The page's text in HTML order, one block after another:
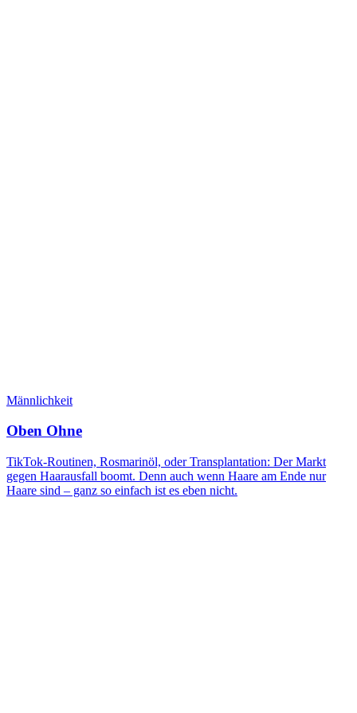
Männlichkeit
Oben Ohne
TikTok-Routinen, Rosmarinöl, oder Transplantation: Der Markt
gegen Haarausfall boomt. Denn auch wenn Haare am Ende nur
Haare sind – ganz so einfach ist es eben nicht.